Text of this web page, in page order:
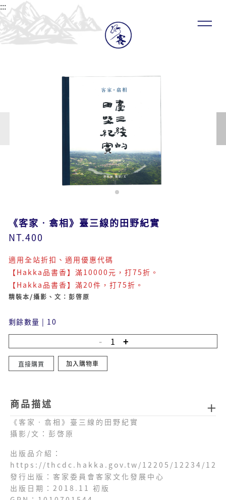
:::
《客家‧翕相》臺三線的田野紀實
NT.400
適用全站折扣、適用優惠代碼
【Hakka品書香】滿10000元，打75折。
【Hakka品書香】滿20件，打75折。
精裝本/攝影、文：彭啓原
剩餘數量 | 10
直接購買 加入購物車
商品描述
《客家‧翕相》臺三線的田野紀實
攝影/文：彭啓原
出版品介紹：
https://thcdc.hakka.gov.tw/12205/12234/
發行出版：客家委員會客家文化發展中心
出版日期：2018.11 初版